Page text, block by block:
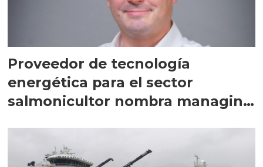
Proveedor de tecnología
energética para el sector
salmonicultor nombra managing